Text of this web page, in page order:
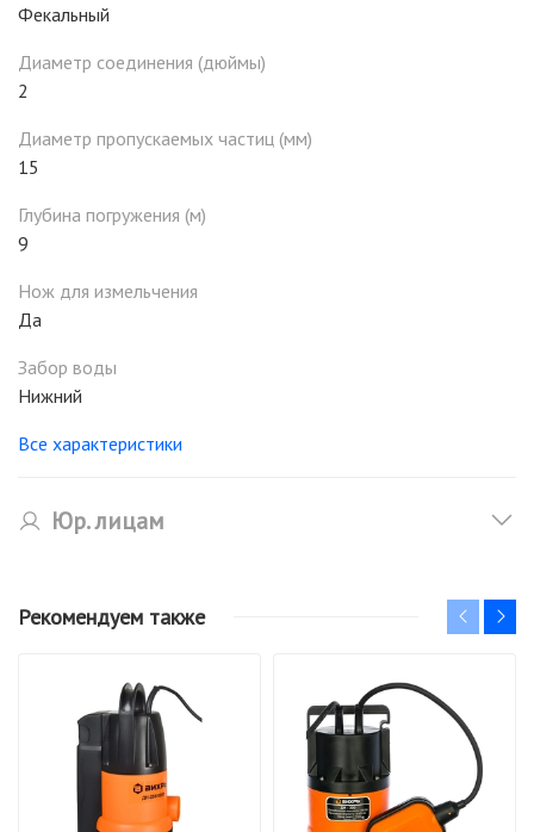
Фекальный
Диаметр соединения (дюймы)
2
Диаметр пропускаемых частиц (мм)
15
Глубина погружения (м)
9
Нож для измельчения
Да
Забор воды
Нижний
Все характеристики
Юр. лицам
Рекомендуем также